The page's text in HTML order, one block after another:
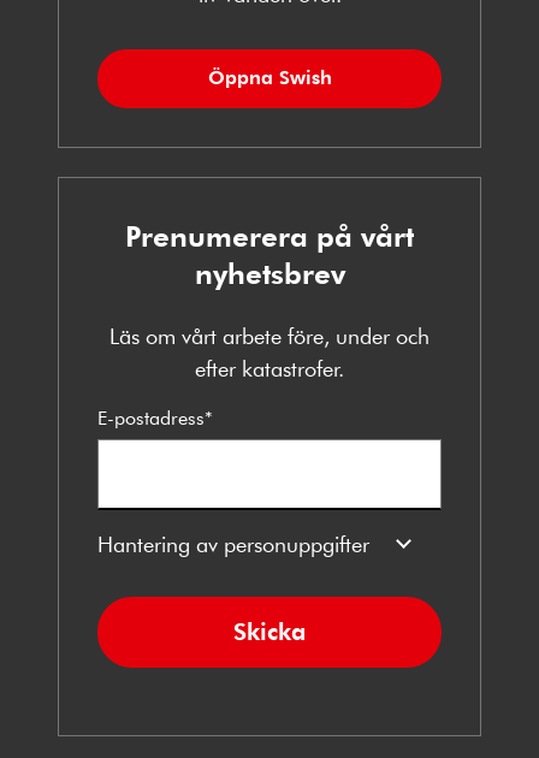
Öppna Swish
Prenumerera på vårt
nyhetsbrev
Läs om vårt arbete före, under och
efter katastrofer.
E-postadress*
Hantering av personuppgifter
Skicka